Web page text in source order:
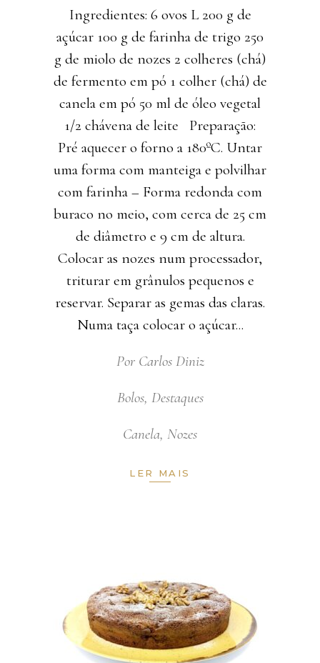
Ingredientes: 6 ovos L 200 g de
açúcar 100 g de farinha de trigo 250
g de miolo de nozes 2 colheres (chá)
de fermento em pó 1 colher (chá) de
canela em pó 50 ml de óleo vegetal
1/2 chávena de leite Preparação:
Pré aquecer o forno a 180ºC. Untar
uma forma com manteiga e polvilhar
com farinha – Forma redonda com
buraco no meio, com cerca de 25 cm
de diâmetro e 9 cm de altura.
Colocar as nozes num processador,
triturar em grânulos pequenos e
reservar. Separar as gemas das claras.
Numa taça colocar o açúcar
Por Carlos Diniz
Bolos, Destaques
Canela, Nozes
LER MAIS